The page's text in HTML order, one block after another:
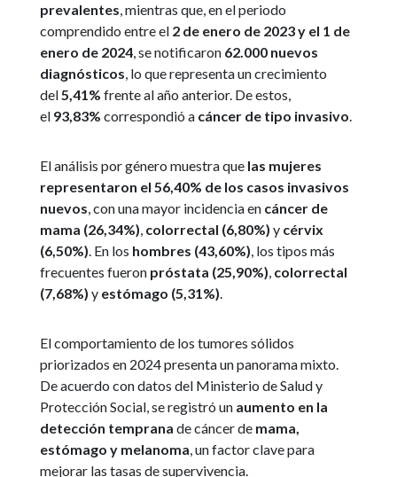
prevalentes, mientras que, en el periodo
comprendido entre el 2 de enero de 2023 y el 1 de
enero de 2024, se notificaron 62.000 nuevos
diagnósticos, lo que representa un crecimiento
del5,41% frente al año anterior. De estos,
el 93,83% correspondió a cáncer de tipo invasivo.
El análisis por género muestra que las mujeres
representaron el 56,40% de los casos invasivos
nuevos, con una mayor incidencia en cáncer de
mama (26,34%), colorrectal (6,80%) y cérvix
(6,50%). En los hombres (43,60%), los tipos más
frecuentes fueron próstata (25,90%), colorrectal
(7,68%) y estómago (5,31%).
El comportamiento de los tumores sólidos
priorizados en 2024 presenta un panorama mixto.
De acuerdo con datos del Ministerio de Salud y
Protección Social, se registró un aumento en la
detección temprana de cáncer de mama,
estómago y melanoma, un factor clave para
mejorar las tasas de supervivencia.